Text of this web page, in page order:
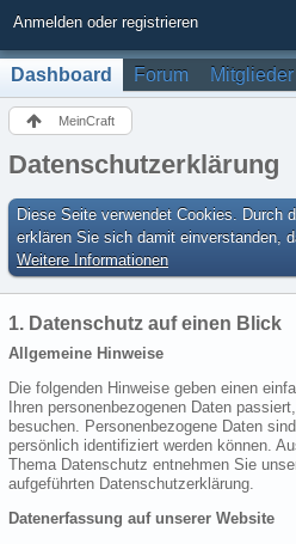
Anmelden oder registrieren
Dashboard Forum Mitglieder
MeinCraft
Datenschutzerklärung
Diese Seite verwendet Cookies. Durch
erklären Sie sich damit einverstanden,
Weitere Informationen
1. Datenschutz auf einen Blick
Allgemeine Hinweise
Die folgenden Hinweise geben einen
Ihren personenbezogenen Daten
besuchen. Personenbezogene Daten
persönlich identifiziert werden können.
Thema Datenschutz entnehmen Sie
aufgeführten Datenschutzerklärung.
Datenerfassung auf unserer Website